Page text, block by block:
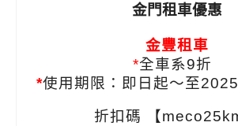
金門租車優惠
金豐租車
*全車系9折
*使用期限：即日起～至
折扣碼 【